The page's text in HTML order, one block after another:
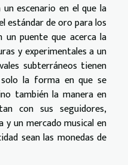
escenario en el que la
estándar de oro para los
puente que acerca la
y experimentales a un
subterráneos tienen
la forma en que se
también la manera en
con sus seguidores,
y un mercado musical en
sean las monedas de